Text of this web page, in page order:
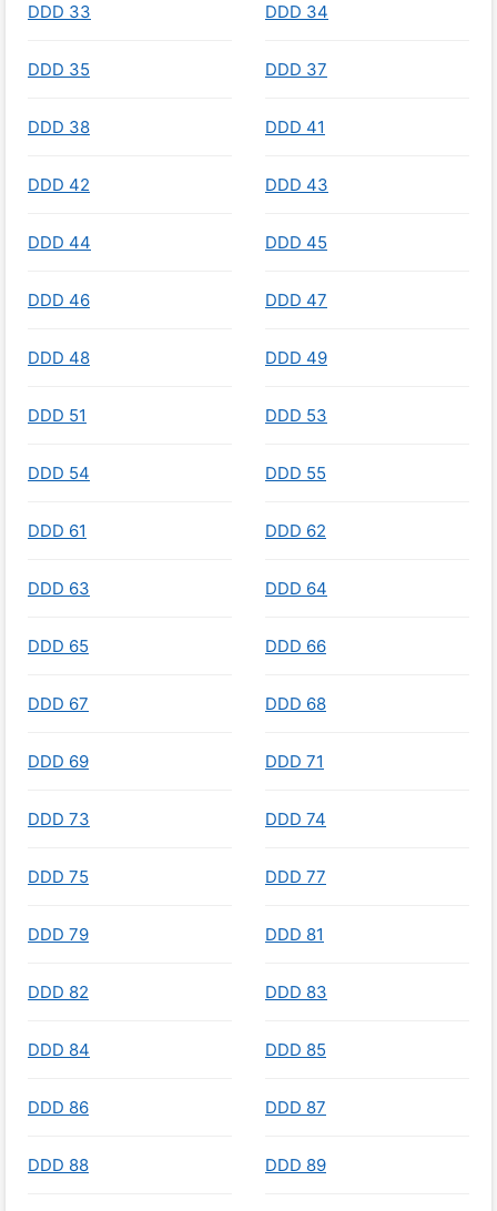
DDD 33 DDD 34
DDD 35 DDD 37
DDD 38 DDD 41
DDD 42 DDD 43
DDD 44 DDD 45
DDD 46 DDD 47
DDD 48 DDD 49
DDD 51 DDD 53
DDD 54 DDD 55
DDD 61 DDD 62
DDD 63 DDD 64
DDD 65 DDD 66
DDD 67 DDD 68
DDD 69 DDD 71
DDD 73 DDD 74
DDD 75 DDD 77
DDD 79 DDD 81
DDD 82 DDD 83
DDD 84 DDD 85
DDD 86 DDD 87
DDD 88 DDD 89